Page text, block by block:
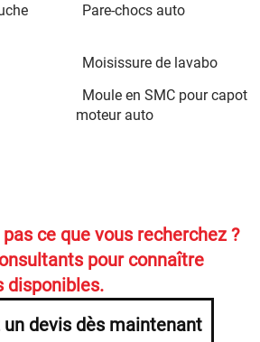
Pare-chocs auto
Moisissure de lavabo
Moule en SMC pour capot
moteur auto
ce que vous recherchez ?
pour connaître
disponibles.
un devis dès maintenant